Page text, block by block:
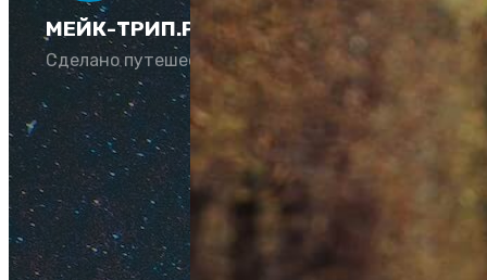
МЕЙК-ТРИП.РУ
Сделано путешественниками для